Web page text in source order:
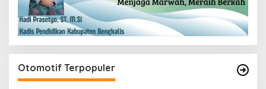
Otomotif Terpopuler